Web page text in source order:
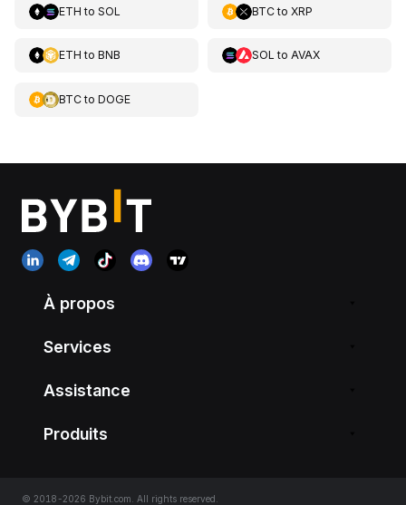
ETH to SOL BTCto XRP
ETH to BNB SOL to AVAX
BTCto DOGE
À propos
Services
Assistance
Produits
© 2018-2026 Bybit.com. All rights reserved.